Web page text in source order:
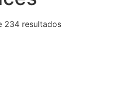
234 resultados